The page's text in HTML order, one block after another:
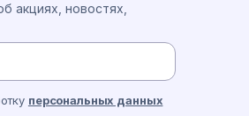
акциях, новостях,
персональных данных